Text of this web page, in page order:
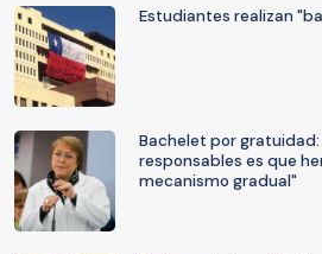
Estudiantes realizan
Bachelet por gratuidad:
responsables es que
mecanismo gradual"